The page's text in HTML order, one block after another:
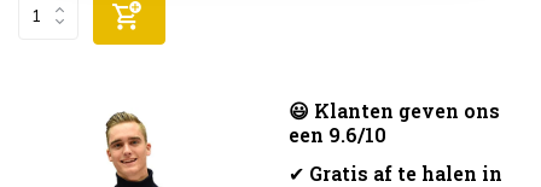
😃 Klanten geven ons
een 9.6/10
✔ Gratis af te halen in